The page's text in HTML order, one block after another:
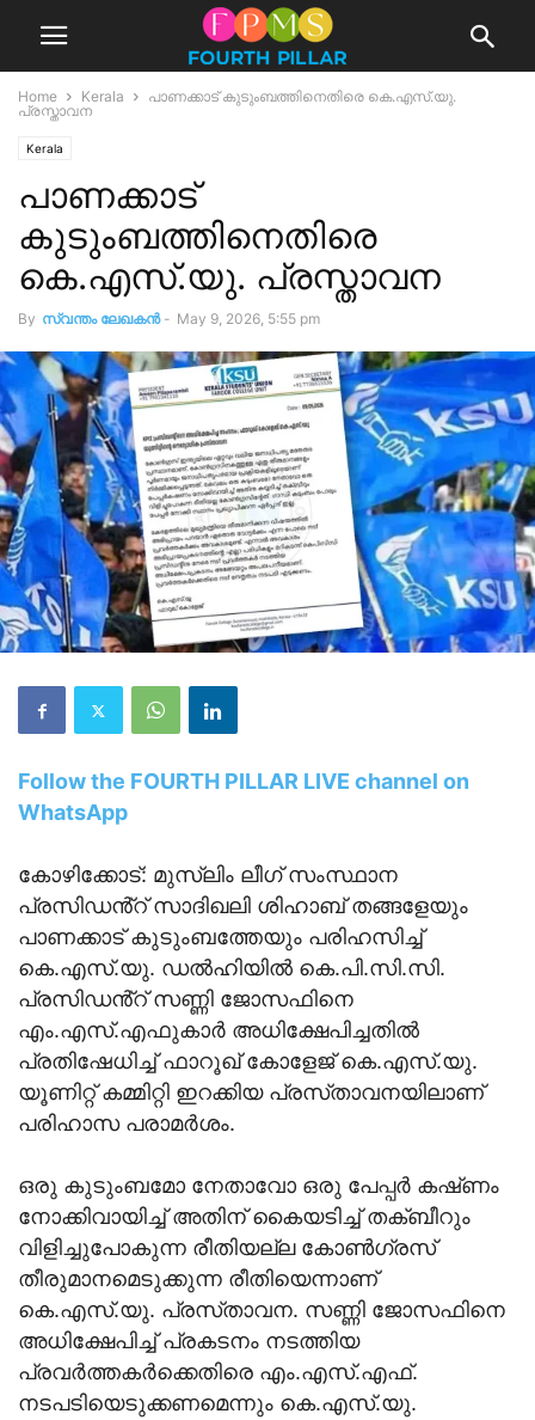
Home Kerala
പാണക്കാട്‌ കുടുംബത്തിനെതിരെ കെ.എസ്.യു.
പ്രസ്താവന
Kerala
പാണക്കാട്‌
കുടുംബത്തിനെതിരെ
കെ.എസ്.യു. പ്രസ്താവന
By സ്വന്തം ലേഖകന്‍ - May 9, 2026, 5:55 pm
Follow the FOURTH PILLAR LIVE channel on
WhatsApp
കോഴിക്കോട്‌: മുസ്ലിം ലീഗ്‌ സംസ്ഥാന
പ്രസിഡൻ്റ്‌ സാദിഖലി ശിഹാബ്‌ തങ്ങളേയും
പാണക്കാട്‌ കുടുംബത്തേയും പരിഹസിച്ച്‌
കെ.എസ്‌.യു. ഡല്‍ഹിയില്‍ കെ.പി.സി.സി.
പ്രസിഡൻ്റ് സണ്ണി ജോസഫിനെ
എം.എസ്‌.എഫുകാർ അധിക്ഷേപിച്ചതിൽ
പ്രതിഷേധിച്ച്‌ ഫാറൂഖ്‌ കോളേജ്‌ കെ.എസ്‌.യു.
യൂണിറ്റ്‌ കമ്മിറ്റി ഇറക്കിയ പ്രസ്‌താവനയിലാണ്‌
പരിഹാസ പരാമർശം.
ഒരു കുടുംബമോ നേതാവോ ഒരു പേപ്പർ കഷ്‌ണം
നോക്കിവായിച്ച്‌ അതിന്‌ കൈയടിച്ച്‌ തക്‌ബീറും
വിളിച്ചുപോകുന്ന രീതിയല്ല കോൺഗ്രസ്
തീരുമാനമെടുക്കുന്ന രീതിയെന്നാണ്
കെ.എസ്‌.യു. പ്രസ്‌താവന. സണ്ണി ജോസഫിനെ
അധിക്ഷേപിച്ച്‌ പ്രകടനം നടത്തിയ
പ്രവർത്തകർക്കെതിരെ എം.എസ്‌.എഫ്‌.
നടപടിയെടുക്കണമെന്നും കെ.എസ്‌.യു.